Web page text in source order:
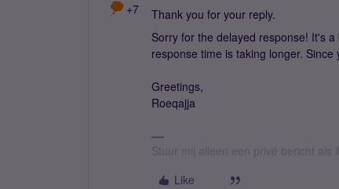
+7
Thank you for your reply.
Sorry for the delayed response! It's
response time is taking longer.
Greetings,
Roeqajja
Stuur mij alleen een privé bericht als
Like